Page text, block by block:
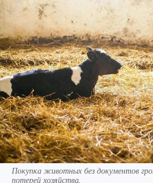
Покупка животных без документов
потерей хозяйства.